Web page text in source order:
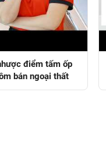
điểm tấm ốp
bán ngoại thất